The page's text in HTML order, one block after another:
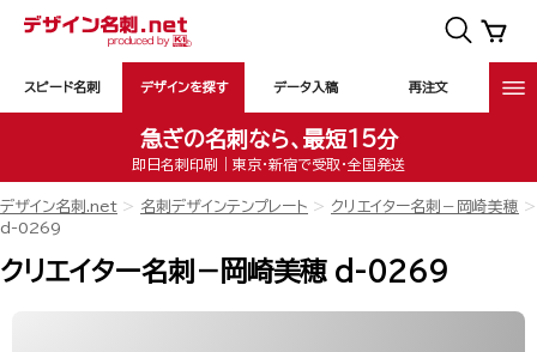
スピード名刺 デザインを探す データ入稿 再注文
急ぎの名刺なら、最短15分
即日名刺印刷｜東京・新宿で受取・全国発送
デザイン名刺.net 名刺デザインテンプレート
クリエイター名刺－岡崎美穂
d-0269
クリエイター名刺－岡崎美穂 d-0269